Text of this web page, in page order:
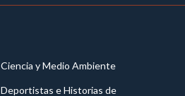
Ciencia y Medio Ambiente
Deportistas e Historias de